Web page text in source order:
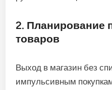
2. Планирование
товаров
Выход в магазин без
импульсивным